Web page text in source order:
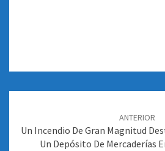
entradas
ANTERIOR
Un Incendio De Gran Magnitud
Un Depósito De Mercaderías